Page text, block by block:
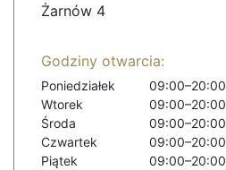
Żarnów 4
Godziny otwarcia:
Poniedziałek
09:00–20:00
Wtorek
09:00–20:00
Środa
09:00–20:00
Czwartek
09:00–20:00
Piątek
09:00–20:00